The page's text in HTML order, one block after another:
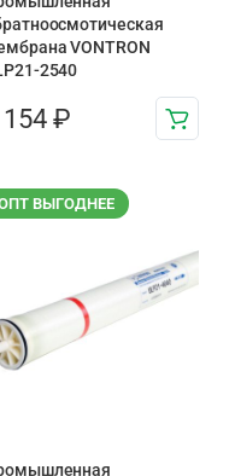
VONTRON
2540
₽
ВЫГОДНЕЕ